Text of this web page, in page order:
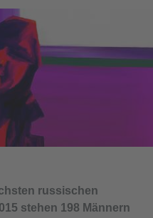
russischen
stehen 198 Männern